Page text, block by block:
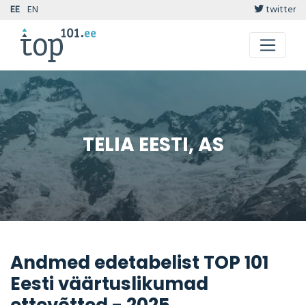
EE EN twitter
TELIA EESTI, AS
Andmed edetabelist TOP 101
Eesti väärtuslikumad